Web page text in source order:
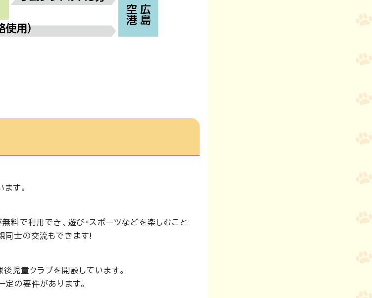
す。
で利用でき、遊び・スポーツなどを楽しむこと
同士の交流もできます!
児童クラブを開設しています。
の要件があります。